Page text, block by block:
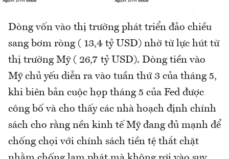
Dòng vốn vào thị trường phát triển đảo chiều
sang bơm ròng ( 13,4 tỷ USD) nhờ từ lực hút từ
thị trường Mỹ ( 26,7 tỷ USD). Dòng tiền vào
Mỹ chủ yếu diễn ra vào tuần thứ 3 của tháng 5,
khi biên bản cuộc họp tháng 5 của Fed được
công bố và cho thấy các nhà hoạch định chính
sách cho rằng nền kinh tế Mỹ đang đủ mạnh để
chống chọi với chính sách tiền tệ thắt chặt